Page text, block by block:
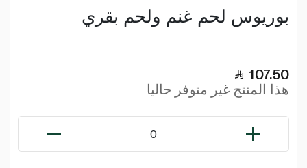
بوريوس لحم غنم ولحم بقري
107.50
هذا المنتج غير متوفر حاليا
0